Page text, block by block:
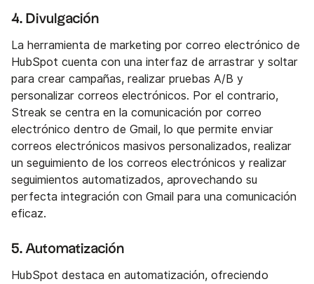
4. Divulgación
La herramienta de marketing por correo electrónico de
HubSpot cuenta con una interfaz de arrastrar y soltar
para crear campañas, realizar pruebas A/B y
personalizar correos electrónicos. Por el contrario,
Streak se centra en la comunicación por correo
electrónico dentro de Gmail, lo que permite enviar
correos electrónicos masivos personalizados, realizar
un seguimiento de los correos electrónicos y realizar
seguimientos automatizados, aprovechando su
perfecta integración con Gmail para una comunicación
eficaz.
5. Automatización
HubSpot destaca en automatización, ofreciendo